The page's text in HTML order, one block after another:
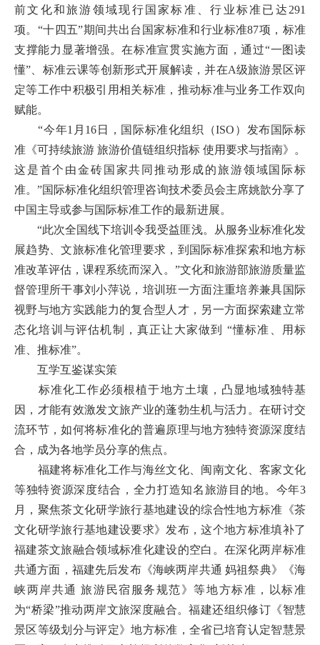
前文化和旅游领域现行国家标准、行业标准已达291
项。“十四五”期间共出台国家标准和行业标准87项，标准
支撑能力显著增强。在标准宣贯实施方面，通过“一图读
懂”、标准云课等创新形式开展解读，并在A级旅游景区评
定等工作中积极引用相关标准，推动标准与业务工作双向
赋能。
“今年1月16日，国际标准化组织（ISO）发布国际标
准《可持续旅游 旅游价值链组织指标 使用要求与指南》。
这是首个由金砖国家共同推动形成的旅游领域国际标
准。”国际标准化组织管理咨询技术委员会主席姚歆分享了
中国主导或参与国际标准工作的最新进展。
“此次全国线下培训令我受益匪浅。从服务业标准化发
展趋势、文旅标准化管理要求，到国际标准探索和地方标
准改革评估，课程系统而深入。”文化和旅游部旅游质量监
督管理所干事刘小萍说，培训班一方面注重培养兼具国际
视野与地方实践能力的复合型人才，另一方面探索建立常
态化培训与评估机制，真正让大家做到 “懂标准、用标
准、推标准”。
互学互鉴谋实策
标准化工作必须根植于地方土壤，凸显地域独特基
因，才能有效激发文旅产业的蓬勃生机与活力。在研讨交
流环节，如何将标准化的普遍原理与地方独特资源深度结
合，成为各地学员分享的焦点。
福建将标准化工作与海丝文化、闽南文化、客家文化
等独特资源深度结合，全力打造知名旅游目的地。今年3
月，聚焦茶文化研学旅行基地建设的综合性地方标准《茶
文化研学旅行基地建设要求》发布，这个地方标准填补了
福建茶文旅融合领域标准化建设的空白。在深化两岸标准
共通方面，福建先后发布《海峡两岸共通 妈祖祭典》《海
峡两岸共通 旅游民宿服务规范》等地方标准，以标准
为“桥梁”推动两岸文旅深度融合。福建还组织修订《智慧
景区等级划分与评定》地方标准，全省已培育认定智慧景